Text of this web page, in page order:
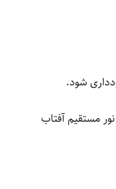
شود.
مستقیم آفتاب